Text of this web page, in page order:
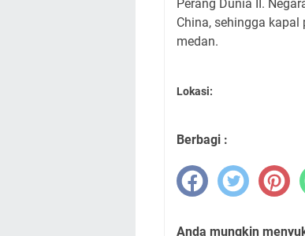
Perang Dunia II.
China, sehingga
medan.
Lokasi:
Berbagi :
Anda mungkin